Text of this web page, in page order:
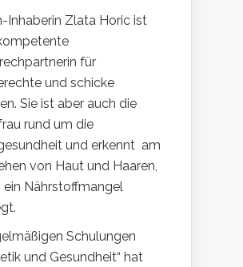
Inhaberin Zlata Horic ist
für
und schicke
Sie ist aber auch die
rund um die
und erkennt am
von Haut und Haaren,
ein Nährstoffmangel
Schulungen
und Gesundheit“ hat